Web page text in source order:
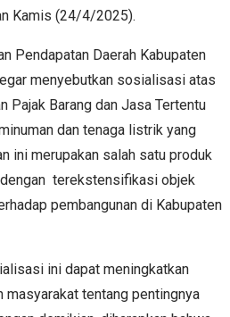
Kamis (24/4/2025).
Pendapatan Daerah Kabupaten
menyebutkan sosialisasi atas
Pajak Barang dan Jasa Tertentu
dan tenaga listrik yang
ini merupakan salah satu produk
terekstensifikasi objek
pembangunan di Kabupaten
ini dapat meningkatkan
masyarakat tentang pentingnya